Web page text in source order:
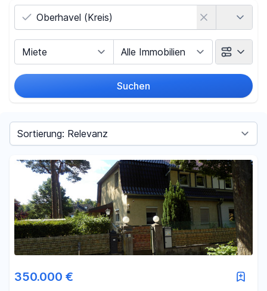
Suchen
- €
Filter für Preis zurücksetzen
Sortieren nach
350.000 €